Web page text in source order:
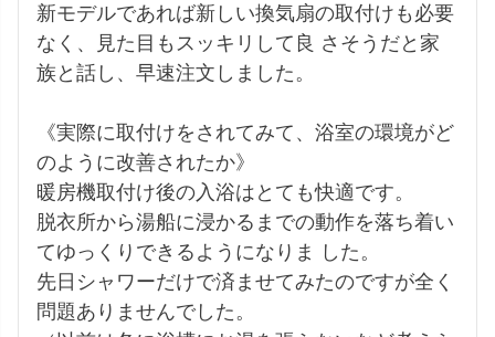
新モデルであれば新しい換気扇の取付けも必要
なく、見た目もスッキリして良 さそうだと家
族と話し、早速注文しました。
《実際に取付けをされてみて、浴室の環境がど
のように改善されたか》
暖房機取付け後の入浴はとても快適です。
脱衣所から湯船に浸かるまでの動作を落ち着い
てゆっくりできるようになりま した。
先日シャワーだけで済ませてみたのですが全く
問題ありませんでした。